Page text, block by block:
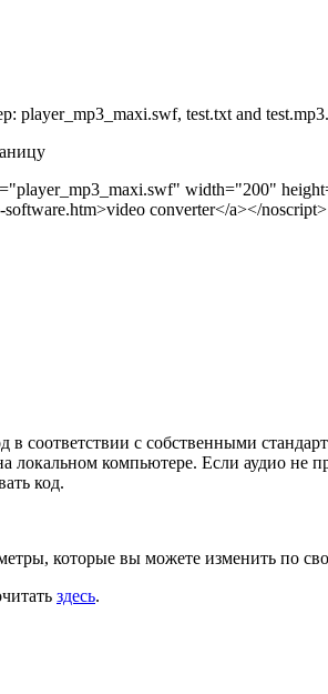
player_mp3_maxi.swf, test.txt and
width="200"
converter</a></noscript>
соответствии с собственными
локальном компьютере. Если аудио
код.
которые вы можете изменить по
здесь.